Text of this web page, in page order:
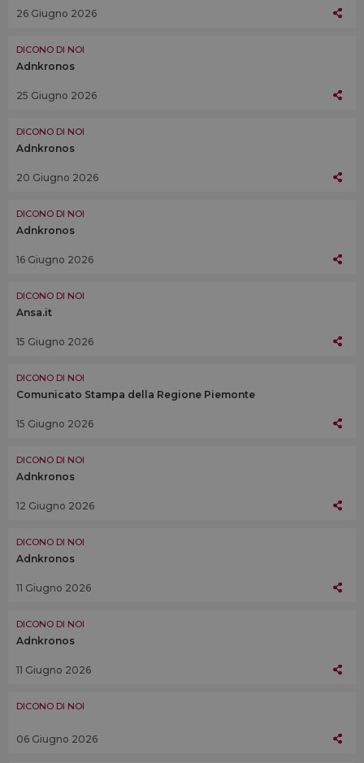
26 Giugno 2026
DICONO DI NOI
Adnkronos
25 Giugno 2026
DICONO DI NOI
Adnkronos
20 Giugno 2026
DICONO DI NOI
Adnkronos
16 Giugno 2026
DICONO DI NOI
Ansa.it
15 Giugno 2026
DICONO DI NOI
Comunicato Stampa della Regione Piemonte
15 Giugno 2026
DICONO DI NOI
Adnkronos
12 Giugno 2026
DICONO DI NOI
Adnkronos
11 Giugno 2026
DICONO DI NOI
Adnkronos
11 Giugno 2026
DICONO DI NOI
06 Giugno 2026